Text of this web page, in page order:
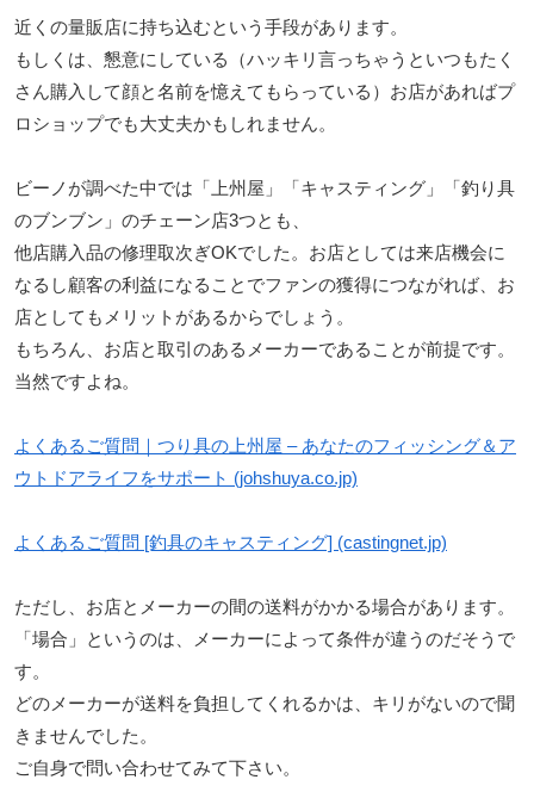
近くの量販店に持ち込むという手段があります。
もしくは、懇意にしている（ハッキリ言っちゃうといつもたく
さん購入して顔と名前を憶えてもらっている）お店があればプ
ロショップでも大丈夫かもしれません。
ビーノが調べた中では「上州屋」「キャスティング」「釣り具
のブンブン」のチェーン店3つとも、
他店購入品の修理取次ぎOKでした。お店としては来店機会に
なるし顧客の利益になることでファンの獲得につながれば、お
店としてもメリットがあるからでしょう。
もちろん、お店と取引のあるメーカーであることが前提です。
当然ですよね。
よくあるご質問｜つり具の上州屋 – あなたのフィッシング＆ア
ウトドアライフをサポート (johshuya.co.jp)
よくあるご質問 [釣具のキャスティング] (castingnet.jp)
ただし、お店とメーカーの間の送料がかかる場合があります。
「場合」というのは、メーカーによって条件が違うのだそうで
す。
どのメーカーが送料を負担してくれるかは、キリがないので聞
きませんでした。
ご自身で問い合わせてみて下さい。